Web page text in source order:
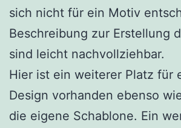
sich nicht für ein Motiv
Beschreibung zur Erstellung
sind leicht nachvollziehbar.
Hier ist ein weiterer Platz für
Design vorhanden ebenso
die eigene Schablone. Ein